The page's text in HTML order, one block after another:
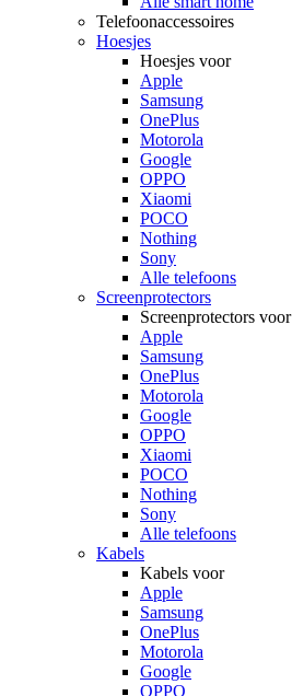
Telefoonaccessoires
Hoesjes
Hoesjes voor
Apple
Samsung
OnePlus
Motorola
Google
OPPO
Xiaomi
POCO
Nothing
Sony
Alle telefoons
Screenprotectors
Screenprotectors voor
Apple
Samsung
OnePlus
Motorola
Google
OPPO
Xiaomi
POCO
Nothing
Sony
Alle telefoons
Kabels
Kabels voor
Apple
Samsung
OnePlus
Motorola
Google
OPPO